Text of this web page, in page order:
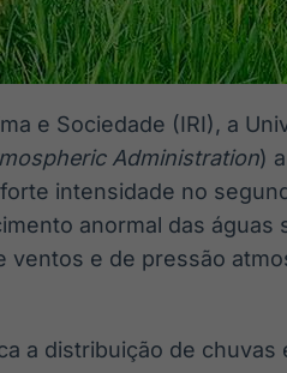
e Sociedade (IRI), a
Administration)
intensidade no
anormal das águas
ventos e de pressão
a distribuição de chuvas